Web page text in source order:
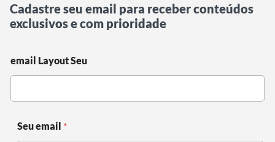
Cadastre seu email para receber conteúdos
exclusivos e com prioridade
email Layout Seu
Seu email *